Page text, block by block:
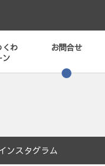
くわ
ン
お問合せ
ンスタグラム